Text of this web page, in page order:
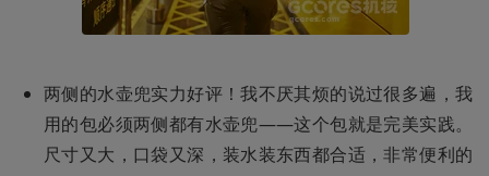
两侧的水壶兜实力好评！我不厌其烦的说过很多遍，我
用的包必须两侧都有水壶兜——这个包就是完美实践。
尺寸又大，口袋又深，装水装东西都合适，非常便利的